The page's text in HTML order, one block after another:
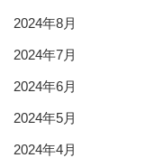
2024年8月
2024年7月
2024年6月
2024年5月
2024年4月